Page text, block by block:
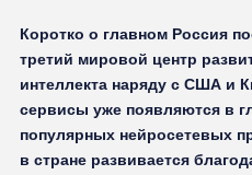
Коротко о главном Россия постепенно формирует
третий мировой центр
интеллекта наряду с США и Китаем.
сервисы уже появляются в
популярных нейросетевых продуктов.
в стране развивается